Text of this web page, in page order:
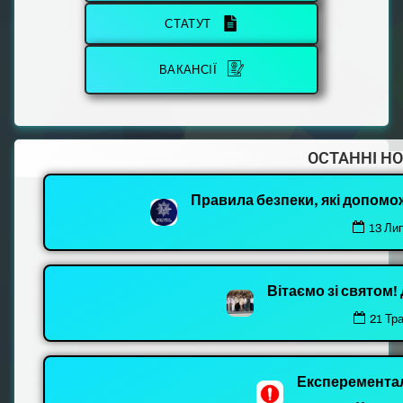
СТАТУТ
ВАКАНСІЇ
ОСТАННІ
Правила безпеки, які
13
Вітаємо зі
21